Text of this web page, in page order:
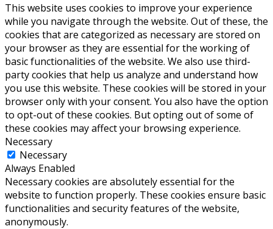
This website uses cookies to improve your experience
while you navigate through the website. Out of these, the
cookies that are categorized as necessary are stored on
your browser as they are essential for the working of
basic functionalities of the website. We also use third-
party cookies that help us analyze and understand how
you use this website. These cookies will be stored in your
browser only with your consent. You also have the option
to opt-out of these cookies. But opting out of some of
these cookies may affect your browsing experience.
Necessary
Necessary
Always Enabled
Necessary cookies are absolutely essential for the
website to function properly. These cookies ensure basic
functionalities and security features of the website,
anonymously.